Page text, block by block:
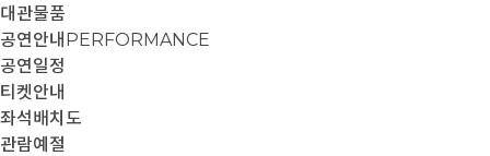
대관물품
공연안내 PERFORMANCE
공연일정
티켓안내
좌석배치도
관람예절